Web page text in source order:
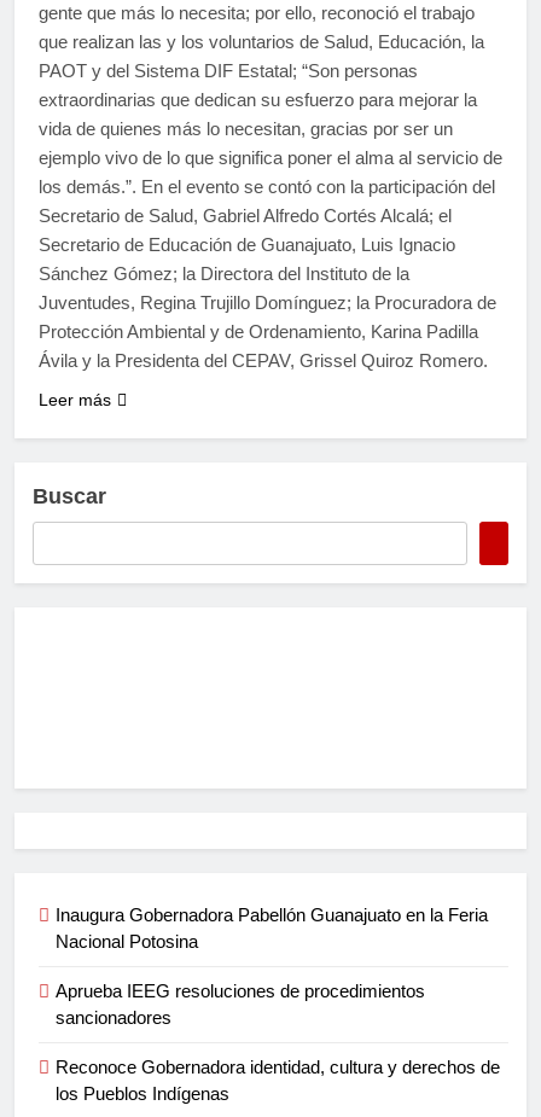
gente que más lo necesita; por ello, reconoció el trabajo
que realizan las y los voluntarios de Salud, Educación, la
PAOT y del Sistema DIF Estatal; “Son personas
extraordinarias que dedican su esfuerzo para mejorar la
vida de quienes más lo necesitan, gracias por ser un
ejemplo vivo de lo que significa poner el alma al servicio de
los demás.”. En el evento se contó con la participación del
Secretario de Salud, Gabriel Alfredo Cortés Alcalá; el
Secretario de Educación de Guanajuato, Luis Ignacio
Sánchez Gómez; la Directora del Instituto de la
Juventudes, Regina Trujillo Domínguez; la Procuradora de
Protección Ambiental y de Ordenamiento, Karina Padilla
Ávila y la Presidenta del CEPAV, Grissel Quiroz Romero.
Leer más
Buscar
Inaugura Gobernadora Pabellón Guanajuato en la Feria
Nacional Potosina
Aprueba IEEG resoluciones de procedimientos
sancionadores
Reconoce Gobernadora identidad, cultura y derechos de
los Pueblos Indígenas